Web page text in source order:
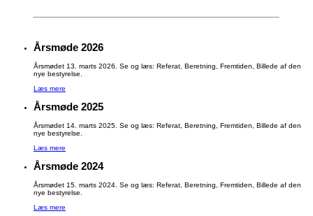
Årsmøde 2026
Årsmødet 13. marts 2026. Se og læs: Referat, Beretning, Fremtiden, Billede af den
nye bestyrelse.
Læs mere
Årsmøde 2025
Årsmødet 14. marts 2025. Se og læs: Referat, Beretning, Fremtiden, Billede af den
nye bestyrelse.
Læs mere
Årsmøde 2024
Årsmødet 15. marts 2024. Se og læs: Referat, Beretning, Fremtiden, Billede af den
nye bestyrelse.
Læs mere